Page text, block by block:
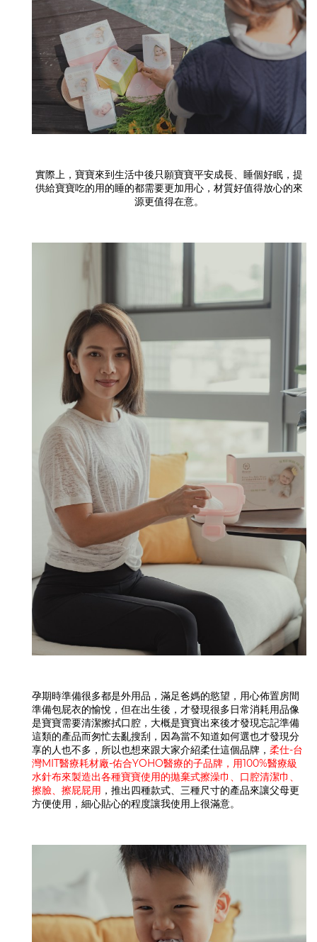
實際上，寶寶來到生活中後只願寶寶平安成長、睡個好眠，提
供給寶寶吃的用的睡的都需要更加用心，材質好值得放心的來
源更值得在意。
孕期時準備很多都是外用品，滿足爸媽的慾望，用心佈置房間
準備包屁衣的愉悅，但在出生後，才發現很多日常消耗用品像
是寶寶需要清潔擦拭口腔，大概是寶寶出來後才發現忘記準備
這類的產品而匆忙去亂搜刮，因為當不知道如何選也才發現分
享的人也不多，所以也想來跟大家介紹柔仕這個品牌， 柔仕-台
灣MIT醫療耗材廠-佑合YOHO醫療的子品牌，用100%醫療級
水針布來製造出各種寶寶使用的拋棄式擦澡巾、口腔清潔巾、
擦臉、擦屁屁用 ，推出四種款式、三種尺寸的產品來讓父母更
方便使用，細心貼心的程度讓我使用上很滿意。